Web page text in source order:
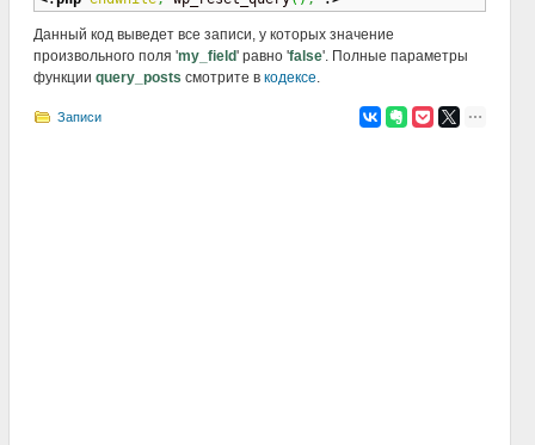
Данный код выведет все записи, у которых значение
произвольного поля 'my_field' равно 'false'. Полные параметры
функции query_posts смотрите в кодексе.
Записи